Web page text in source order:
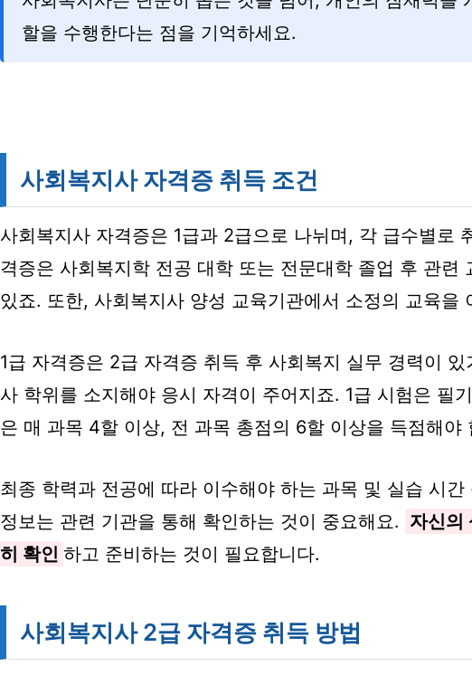
할을 수행한다는 점을 기억하세요.
사회복지사 자격증 취득 조건
사회복지사 자격증은 1급과 2급으로 나뉘며, 각 급수별로
격증은 사회복지학 전공 대학 또는 전문대학 졸업 후 관련
있죠. 또한, 사회복지사 양성 교육기관에서 소정의 교육을
1급 자격증은 2급 자격증 취득 후 사회복지 실무 경력이
사 학위를 소지해야 응시 자격이 주어지죠. 1급 시험은 필
은 매 과목 4할 이상, 전 과목 총점의 6할 이상을 득점해야
최종 학력과 전공에 따라 이수해야 하는 과목 및 실습 시
정보는 관련 기관을 통해 확인하는 것이 중요해요. 자신의
히 확인 하고 준비하는 것이 필요합니다.
사회복지사 2급 자격증 취득 방법